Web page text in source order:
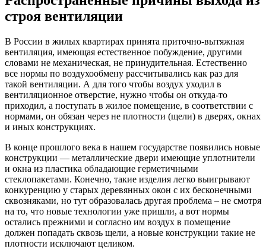
строя вентиляции
В России в жилых квартирах принята приточно-вытяжная
вентиляция, имеющая естественное побуждение, другими
словами не механическая, не принудительная. Естественно
все нормы по воздухообмену рассчитывались как раз для
такой вентиляции. А для того чтобы воздух уходил в
вентиляционное отверстие, нужно чтобы он откуда-то
приходил, а поступать в жилое помещение, в соответствии с
нормами, он обязан через не плотности (щели) в дверях, окнах
и иных конструкциях.
В конце прошлого века в нашем государстве появились новые
конструкции — металлические двери имеющие уплотнители
и окна из пластика обладающие герметичными
стеклопакетами. Конечно, такие изделия легко выигрывают
конкуренцию у старых деревянных окон с их бесконечными
сквозняками, но тут образовалась другая проблема – не смотря
на то, что новые технологии уже пришли, а вот нормы
остались прежними и согласно им воздух в помещение
должен попадать сквозь щели, а новые конструкции такие не
плотности исключают целиком.